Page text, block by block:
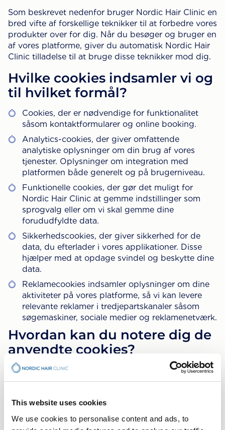
This website uses cookies
We use cookies to personalise content and ads, to
Som beskrevet nedenfor bruger Nordic Hair Clinic en
bred vifte af forskellige teknikker til at forbedre vores
produkter over for dig. Når du besøger og bruger en
af vores platforme, giver du automatisk Nordic Hair
Clinic tilladelse til at bruge disse teknikker mod dig.
Hvilke cookies indsamler vi og
til hvilket formål?
Cookies, der er nødvendige for funktionalitet
såsom kontaktformularer og online booking.
Analytics-cookies, der giver omfattende
analytiske oplysninger om din brug af vores
tjenester. Oplysninger om integration med
platformen både generelt og på brugerniveau.
Funktionelle cookies, der gør det muligt for
Nordic Hair Clinic at gemme indstillinger som
sprogvalg eller om vi skal gemme dine
forududfyldte data.
Sikkerhedscookies, der giver sikkerhed for de
data, du efterlader i vores applikationer. Disse
hjælper med at opdage svindel og beskytte dine
data.
Reklamecookies indsamler oplysninger om dine
aktiviteter på vores platforme, så vi kan levere
relevante reklamer i tredjepartskanaler såsom
søgemaskiner, sociale medier og reklamenetværk.
Hvordan kan du notere dig de
anvendte cookies?
Den browser, du bruger, giver dig mulighed for at
ændre indstillingerne for brugen af cookies på
hvordan du kan justere disse indstillinger. Du kan
vælge at blokere alle cookies eller kun acceptere
førsteparts cookies og også vælge at slette, når du